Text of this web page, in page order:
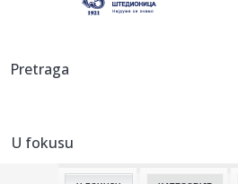
17:43:Vučić u podkastu kod
glas
17:39:
Pretraga
U fokusu